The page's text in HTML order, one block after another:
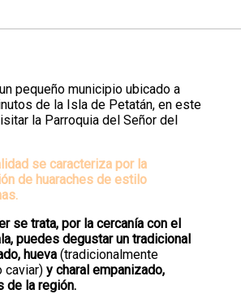
pequeño municipio ubicado a
de la Isla de Petatán, en este
la Parroquia del Señor del
se caracteriza por la
de huaraches de estilo
se trata, por la cercanía con el
puedes degustar un tradicional
hueva (tradicionalmente
caviar) y charal empanizado,
de la región.